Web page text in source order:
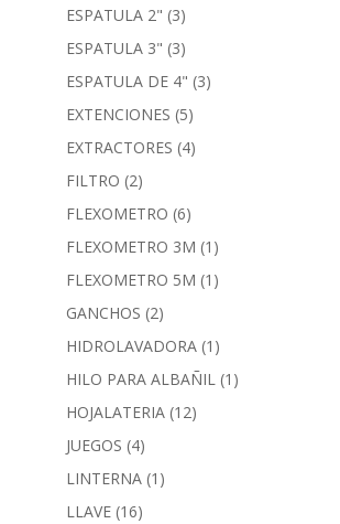
ESPATULA 2" (3)
ESPATULA 3" (3)
ESPATULA DE 4" (3)
EXTENCIONES (5)
EXTRACTORES (4)
FILTRO (2)
FLEXOMETRO (6)
FLEXOMETRO 3M (1)
FLEXOMETRO 5M (1)
GANCHOS (2)
HIDROLAVADORA (1)
HILO PARA ALBAÑIL (1)
HOJALATERIA (12)
JUEGOS (4)
LINTERNA (1)
LLAVE (16)